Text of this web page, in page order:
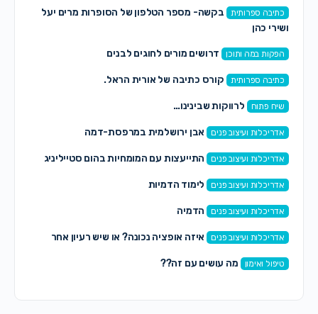
כתיבה ספרותית
בקשה- מספר הטלפון של הסופרות מרים יעל
ושירי כהן
הפקות במה ותוכן דרושים מורים לחוגים לבנים
כתיבה ספרותית קורס כתיבה של אורית הראל.
שיח פתוח לרווקות שבינינו…
אדריכלות ועיצוב פנים אבן ירושלמית במרפסת-דמה
אדריכלות ועיצוב פנים התייעצות עם המומחיות בהום סטייליניג
אדריכלות ועיצוב פנים לימוד הדמיות
אדריכלות ועיצוב פנים הדמיה
אדריכלות ועיצוב פנים איזה אופציה נכונה? או שיש רעיון אחר
טיפול ואימון מה עושים עם זה??